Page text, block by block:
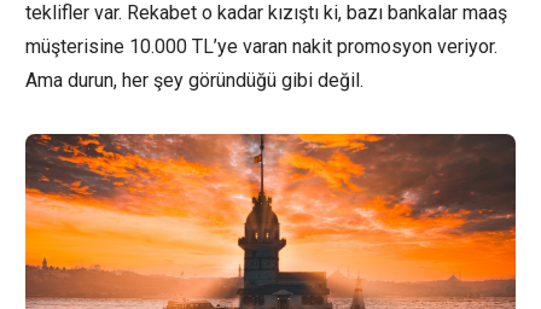
teklifler var. Rekabet o kadar kızıştı ki, bazı bankalar maaş
müşterisine 10.000 TL’ye varan nakit promosyon veriyor.
Ama durun, her şey göründüğü gibi değil.